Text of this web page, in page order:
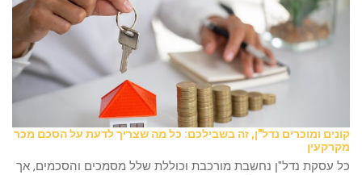
קונים ומוכרים נדל"ן, זה בשבילכם: כל מה שצריך לדעת על הסכם מכר
מקרקעין
כל עסקת נדל"ן נחשבת מורכבת וכוללת שלל מסמכים והסכמים, אך